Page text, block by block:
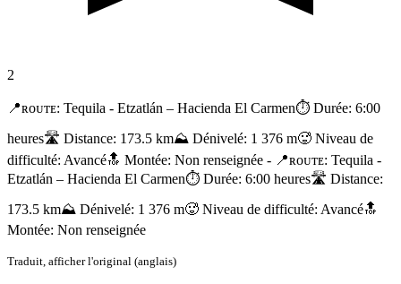
2
📍ʀᴏᴜᴛᴇ: Tequila - Etzatlán – Hacienda El Carmen⏱️ Durée: 6:00
heures🛣️ Distance: 173.5 km⛰️ Dénivelé: 1 376 m🥵 Niveau de
difficulté: Avancé🔝 Montée: Non renseignée - 📍ʀᴏᴜᴛᴇ: Tequila -
Etzatlán – Hacienda El Carmen⏱️ Durée: 6:00 heures🛣️ Distance:
173.5 km⛰️ Dénivelé: 1 376 m🥵 Niveau de difficulté: Avancé🔝
Montée: Non renseignée
Traduit, afficher l'original (anglais)